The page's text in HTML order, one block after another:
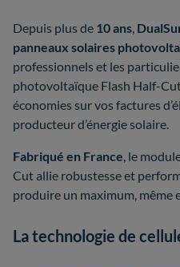
Depuis plus de 10 ans
panneaux solaires
professionnels et les
photovoltaïque Flash Half-
économies sur vos factures
producteur d’énergie solaire.
Fabriqué en France , le
Cut allie robustesse et
produire un maximum, même
La technologie de